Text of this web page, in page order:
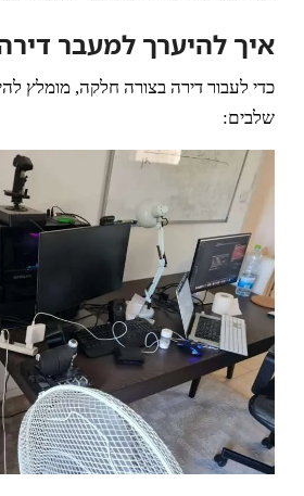
איך להיערך למעבר
כדי לעבור דירה בצורה חלקה, מומלץ
שלבים: